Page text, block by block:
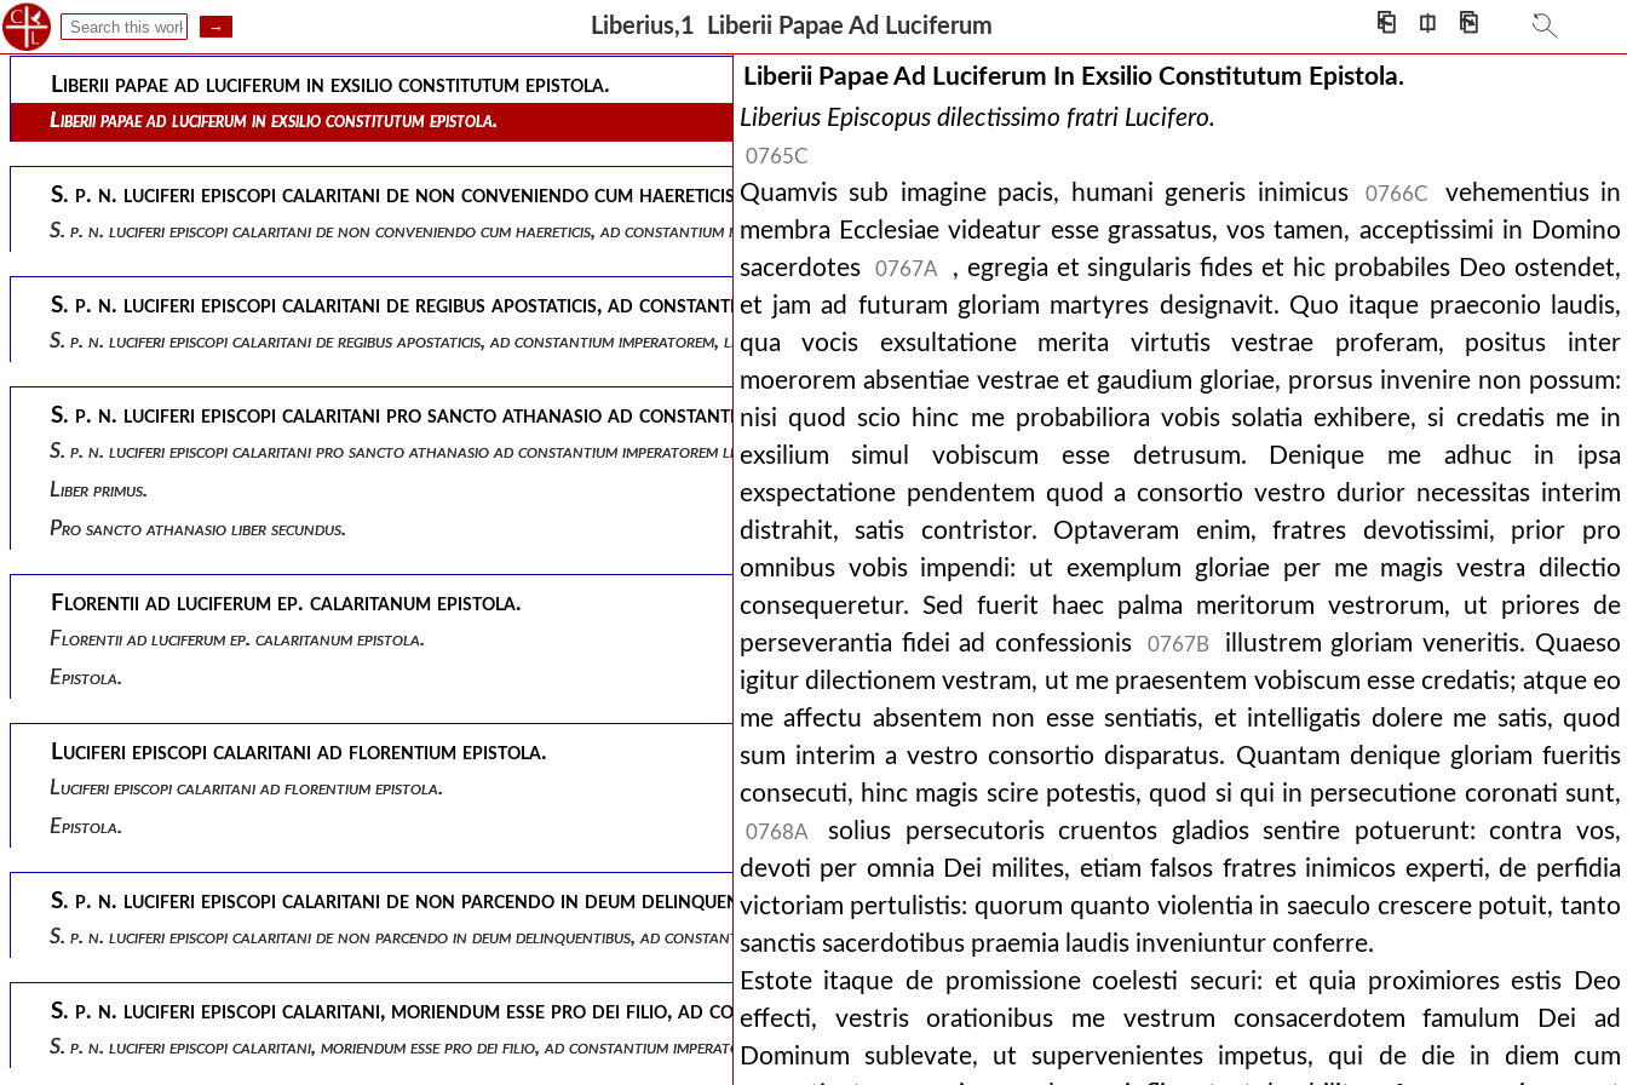
Liberius,1 Liberii Papae Ad Luciferum ⎗ ⎅ ⎘
Sancti patris nostri luciferi episcopi calaritani pancratii presbyteri et hilarii, legatorum sedis apostolicae epistola ad eusebium episcopum vercelle
Liberii papae ad luciferum in exsilio constitutum epistola.
Liberii papae ad luciferum in exsilio constitutum epistola.
S. p. n. luciferi episcopi calaritani de non conveniendo cum haereticis, ad constantium imperatorem liber unus.
S. p. n. luciferi episcopi calaritani de non conveniendo cum haereticis, ad constantium imperatorem liber unus.
S. p. n. luciferi episcopi calaritani de regibus apostaticis, ad constantium imperatorem, liber unus.
S. p. n. luciferi episcopi calaritani de regibus apostaticis, ad constantium imperatorem, liber unus.
S. p. n. luciferi episcopi calaritani pro sancto athanasio ad constantium imperatorem libri duo.
S. p. n. luciferi episcopi calaritani pro sancto athanasio ad constantium imperatorem libri duo.
Liber primus.
Pro sancto athanasio liber secundus.
Florentii ad luciferum ep. calaritanum epistola.
Florentii ad luciferum ep. calaritanum epistola.
Epistola.
Luciferi episcopi calaritani ad florentium epistola.
Luciferi episcopi calaritani ad florentium epistola.
Epistola.
S. p. n. luciferi episcopi calaritani de non parcendo in deum delinquentibus, ad constantium imperatorem, liber unus.
S. p. n. luciferi episcopi calaritani de non parcendo in deum delinquentibus, ad constantium imperatorem, liber unus.
S. p. n. luciferi episcopi calaritani, moriendum esse pro dei filio, ad constantium imperatorem, liber unus.
S. p. n. luciferi episcopi calaritani, moriendum esse pro dei filio, ad constantium imperatorem, liber unus.
Liberii Papae Ad Luciferum In Exsilio Constitutum Epistola.
Liberius Episcopus dilectissimo fratri Lucifero.
0765C
Quamvis sub imagine pacis, humani generis inimicus 0766C
vehementius in
membra Ecclesiae videatur esse grassatus, vos tamen, acceptissimi in Domino
sacerdotes
0767A
, egregia et singularis fides et hic probabiles Deo ostendet,
et jam ad futuram gloriam martyres designavit. Quo itaque praeconio laudis,
qua vocis exsultatione merita virtutis vestrae proferam, positus inter
moerorem absentiae vestrae et gaudium gloriae, prorsus invenire non possum:
nisi quod scio hinc me probabiliora vobis solatia exhibere, si credatis me in
exsilium simul vobiscum esse detrusum. Denique me adhuc in ipsa
exspectatione pendentem quod a consortio vestro durior necessitas interim
distrahit, satis contristor. Optaveram enim, fratres devotissimi, prior pro
omnibus vobis impendi: ut exemplum gloriae per me magis vestra dilectio
consequeretur. Sed fuerit haec palma meritorum vestrorum, ut priores de
perseverantia fidei ad confessionis
0767B
illustrem gloriam veneritis. Quaeso
igitur dilectionem vestram, ut me praesentem vobiscum esse credatis; atque eo
me affectu absentem non esse sentiatis, et intelligatis dolere me satis, quod
sum interim a vestro consortio disparatus. Quantam denique gloriam fueritis
consecuti, hinc magis scire potestis, quod si qui in persecutione coronati sunt,
0768A
solius persecutoris cruentos gladios sentire potuerunt: contra vos,
devoti per omnia Dei milites, etiam falsos fratres inimicos experti, de perfidia
victoriam pertulistis: quorum quanto violentia in saeculo crescere potuit, tanto
sanctis sacerdotibus praemia laudis inveniuntur conferre.
Estote itaque de promissione coelesti securi: et quia proximiores estis Deo
effecti, vestris orationibus me vestrum consacerdotem famulum Dei ad
Dominum sublevate, ut supervenientes impetus, qui de die in diem cum